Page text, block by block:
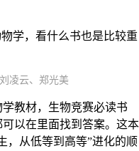
学，看什么书也是比较重
凌云、郑光美
教材，生物竞赛必读书
以在里面找到答案。这本
，从低等到高等”进化的顺